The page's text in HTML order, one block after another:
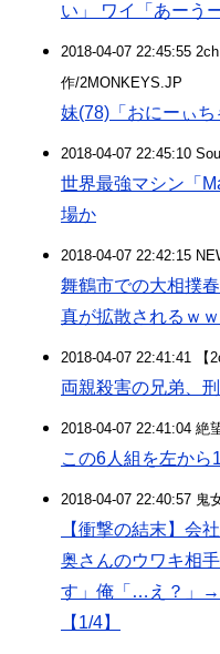
い」 ワイ「あーう
2018-04-07 22:45:55
作/2MONKEYS.JP
妹(78)「おにーぃち
2018-04-07 22:45:10
世界最強マシン「
場か
2018-04-07 22:42:15
舞鶴市での大相撲
真が拡散されるｗ
2018-04-07 22:41:41 【
両親殺害の兄弟、
2018-04-07 22:41:04 絶
この6人組を左から
2018-04-07 22:40:57 鬼
【衝撃の結末】会
奥さんのウワキ相
す」俺「…え？」→
【1/4】